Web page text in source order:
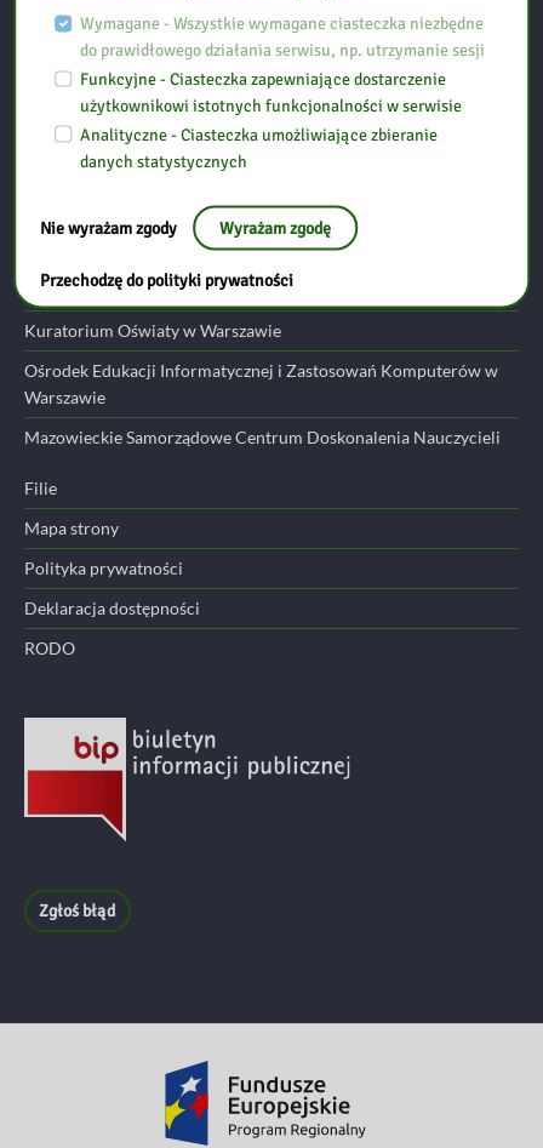
Ul. Szpitalna 10
06-300 Przasnysz
tel: (29) 752 24 17
przasnysz@bp.ostroleka.pl
Przydatne linki
Ministerstwo Edukacji Narodowej
Kuratorium Oświaty w Warszawie
Ośrodek Edukacji Informatycznej i Zastosowań Komputerów w
Warszawie
Mazowieckie Samorządowe Centrum Doskonalenia Nauczycieli
Filie
Mapa strony
Polityka prywatności
Deklaracja dostępności
RODO
Zgłoś błąd
Wymagane - Wszystkie wymagane ciasteczka niezbędne
do prawidłowego działania serwisu, np. utrzymanie sesji
Funkcyjne - Ciasteczka zapewniające dostarczenie
użytkownikowi istotnych funkcjonalności w serwisie
Analityczne - Ciasteczka umożliwiające zbieranie
danych statystycznych
Nie wyrażam zgody Wyrażam zgodę
Przechodzę do polityki prywatności